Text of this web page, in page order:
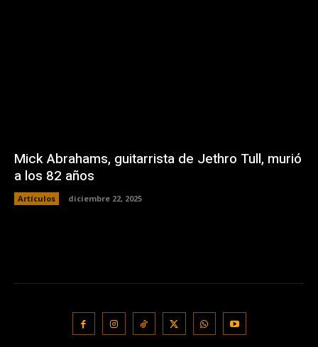
Mick Abrahams, guitarrista de Jethro Tull, murió
a los 82 años
Artículos diciembre 22, 2025